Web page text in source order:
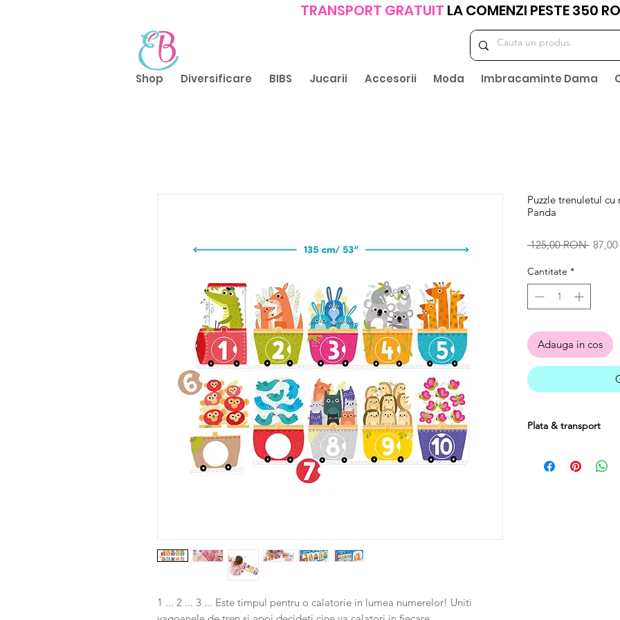
TRANSPORT GRATUIT LA COMENZI PESTE 350
Shop Diversificare BIBS Jucarii Accesorii Moda Imbracaminte Dama
1 ... 2 ... 3 ... Este timpul pentru o calatorie in lumea numerelor! Uniti
Puzzle trenuletul cu
Panda
125,00 RON Preț
Cantitate *
Adauga in cos
Plata & transport
ramburs.